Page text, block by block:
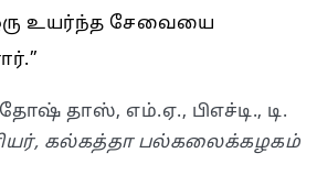
உயர்ந்த சேவையை
தாஸ், எம்.ஏ., பிஎச்டி., டி.
கல்கத்தா பல்கலைக்கழகம்